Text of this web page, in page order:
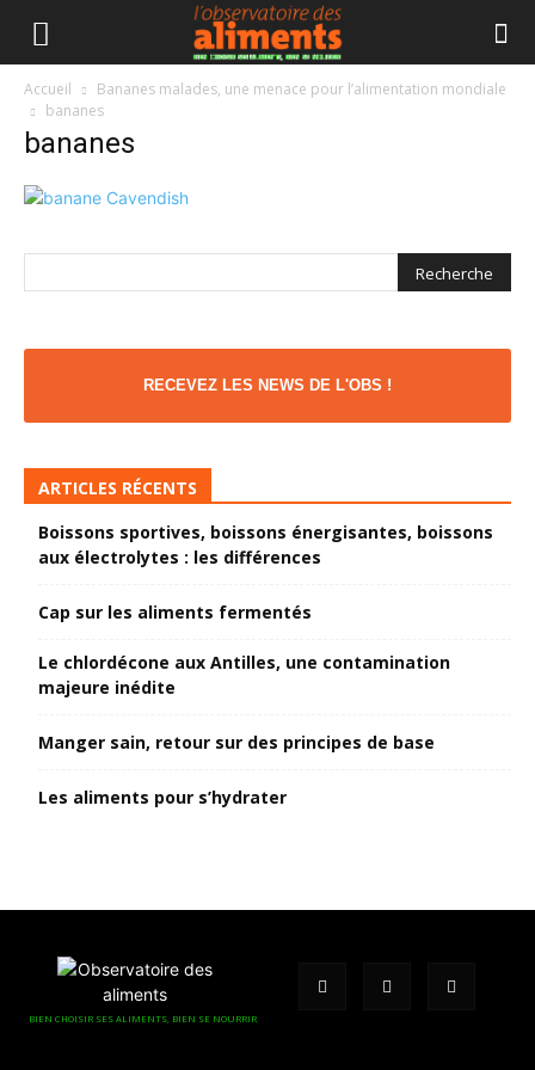
Accueil
Bananes malades, une menace pour l’alimentation mondiale
bananes
bananes
RECEVEZ LES NEWS DE L'OBS !
ARTICLES RÉCENTS
Boissons sportives, boissons énergisantes, boissons
aux électrolytes : les différences
Cap sur les aliments fermentés
Le chlordécone aux Antilles, une contamination
majeure inédite
Manger sain, retour sur des principes de base
Les aliments pour s’hydrater
BIEN CHOISIR SES ALIMENTS, BIEN SE NOURRIR